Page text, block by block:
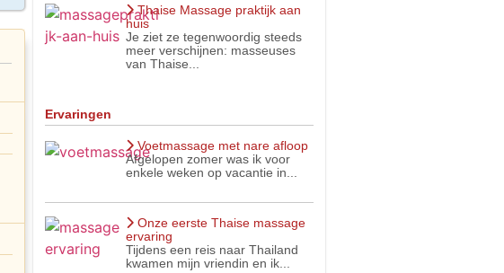
Thaise Massage praktijk aan
huis
Je ziet ze tegenwoordig steeds
meer verschijnen: masseuses
van Thaise...
Ervaringen
Voetmassage met nare afloop
Afgelopen zomer was ik voor
enkele weken op vacantie in...
Onze eerste Thaise massage
ervaring
Tijdens een reis naar Thailand
kwamen mijn vriendin en ik...